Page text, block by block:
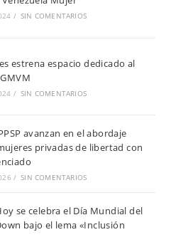
/ SIN COMENTARIOS
estrena espacio dedicado al
/ SIN COMENTARIOS
avanzan en el abordaje
privadas de libertad con
/ SIN COMENTARIOS
se celebra el Día Mundial del
bajo el lema «Inclusión